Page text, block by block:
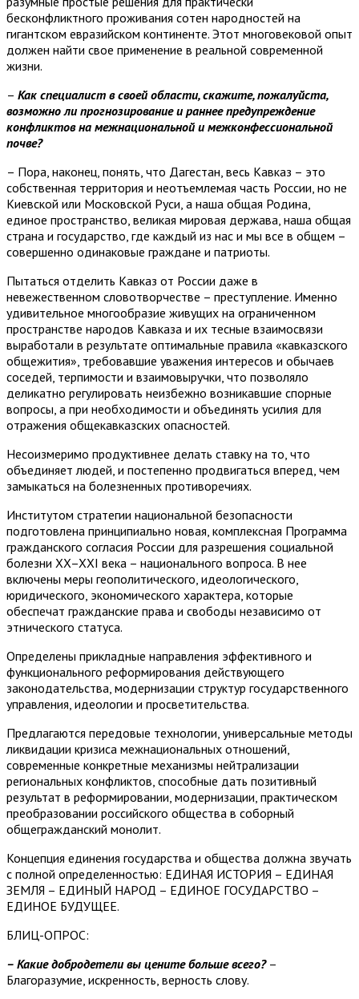
бесконфликтного проживания сотен народностей на
гигантском евразийском континенте. Этот многовековой опыт
должен найти свое применение в реальной современной
жизни.
– Как специалист в своей области, скажите, пожалуйста,
возможно ли прогнозирование и раннее предупреждение
конфликтов на межнациональной и межконфессиональной
почве?
– Пора, наконец, понять, что Дагестан, весь Кавказ – это
собственная территория и неотъемлемая часть России, но не
Киевской или Московской Руси, а наша общая Родина,
единое пространство, великая мировая держава, наша общая
страна и государство, где каждый из нас и мы все в общем –
совершенно одинаковые граждане и патриоты.
Пытаться отделить Кавказ от России даже в
невежественном словотворчестве – преступление. Именно
удивительное многообразие живущих на ограниченном
пространстве народов Кавказа и их тесные взаимосвязи
выработали в результате оптимальные правила «кавказского
общежития», требовавшие уважения интересов и обычаев
соседей, терпимости и взаимовыручки, что позволяло
деликатно регулировать неизбежно возникавшие спорные
вопросы, а при необходимости и объединять усилия для
отражения общекавказских опасностей.
Несоизмеримо продуктивнее делать ставку на то, что
объединяет людей, и постепенно продвигаться вперед, чем
замыкаться на болезненных противоречиях.
Институтом стратегии национальной безопасности
подготовлена принципиально новая, комплексная Программа
гражданского согласия России для разрешения социальной
болезни XX–XXI века – национального вопроса. В нее
включены меры геополитического, идеологического,
юридического, экономического характера, которые
обеспечат гражданские права и свободы независимо от
этнического статуса.
Определены прикладные направления эффективного и
функционального реформирования действующего
законодательства, модернизации структур государственного
управления, идеологии и просветительства.
Предлагаются передовые технологии, универсальные методы
ликвидации кризиса межнациональных отношений,
современные конкретные механизмы нейтрализации
региональных конфликтов, способные дать позитивный
результат в реформировании, модернизации, практическом
преобразовании российского общества в соборный
общегражданский монолит.
Концепция единения государства и общества должна звучать
с полной определенностью: ЕДИНАЯ ИСТОРИЯ – ЕДИНАЯ
ЗЕМЛЯ – ЕДИНЫЙ НАРОД – ЕДИНОЕ ГОСУДАРСТВО –
ЕДИНОЕ БУДУЩЕЕ.
БЛИЦ-ОПРОС:
– Какие добродетели вы цените больше всего?–
Благоразумие, искренность, верность слову.